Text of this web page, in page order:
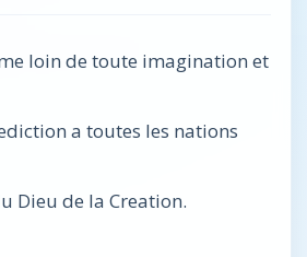
loin de toute imagination et
a toutes les nations
Dieu de la Creation.